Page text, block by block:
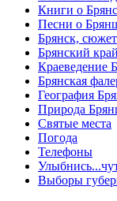
Книги о
Песни о
Брянск,
Брянский
Краеведение
Брянская
География
Природа
Святые места
Погода
Телефоны
Выборы